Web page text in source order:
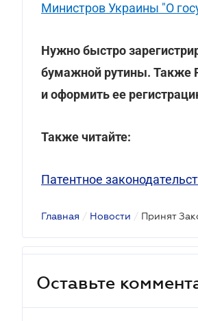
Министров Украины "О
Нужно быстро
бумажной рутины. Также
и оформить ее
Также читайте:
Патентное
Главная / Новости / Принят
Оставьте